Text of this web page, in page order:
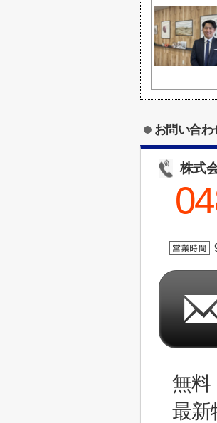
お問い合わ
株式
無料
最新